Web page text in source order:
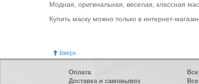
Модная, оригинальная, веселая, классная
Купить маску можно только в интернет-
Вверх
Оплата
Доставка и самовывоз